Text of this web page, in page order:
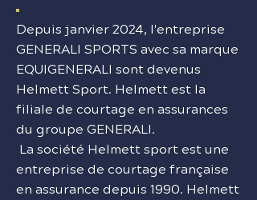
Depuis janvier 2024, l'entreprise
GENERALI SPORTS avec sa marque
EQUIGENERALI sont devenus
Helmett Sport. Helmett est la
filiale de courtage en assurances
du groupe GENERALI.
La société Helmett sport est une
entreprise de courtage française
en assurance depuis 1990. Helmett